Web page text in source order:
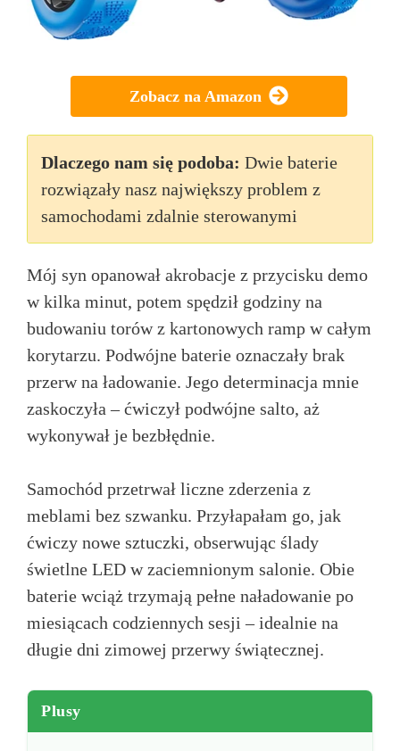
Zobacz na Amazon
Dlaczego nam się podoba: Dwie baterie
rozwiązały nasz największy problem z
samochodami zdalnie sterowanymi
Mój syn opanował akrobacje z przycisku demo
w kilka minut, potem spędził godziny na
budowaniu torów z kartonowych ramp w całym
korytarzu. Podwójne baterie oznaczały brak
przerw na ładowanie. Jego determinacja mnie
zaskoczyła – ćwiczył podwójne salto, aż
wykonywał je bezbłędnie.
Samochód przetrwał liczne zderzenia z
meblami bez szwanku. Przyłapałam go, jak
ćwiczy nowe sztuczki, obserwując ślady
świetlne LED w zaciemnionym salonie. Obie
baterie wciąż trzymają pełne naładowanie po
miesiącach codziennych sesji – idealnie na
długie dni zimowej przerwy świątecznej.
Plusy